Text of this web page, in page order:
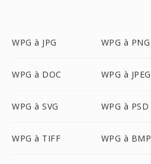
WPG à JPG WPG à PNG
WPG à DOC WPG à JPEG
WPG à SVG WPG à PSD
WPG à TIFF WPG à BMP